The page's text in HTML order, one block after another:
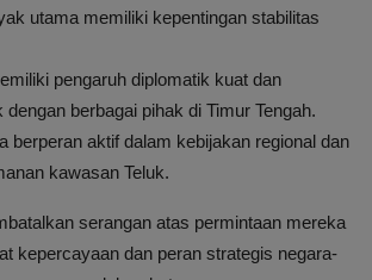
utama memiliki kepentingan stabilitas
pengaruh diplomatik kuat dan
dengan berbagai pihak di Timur Tengah.
berperan aktif dalam kebijakan regional dan
kawasan Teluk.
serangan atas permintaan mereka
kepercayaan dan peran strategis negara-